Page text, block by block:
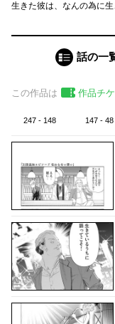
生きた彼は、なんの為に
話の一
この作品は 作品チ
247 - 148 147 - 48